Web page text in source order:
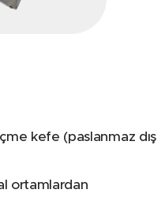
kefe (paslanmaz dış
ortamlardan